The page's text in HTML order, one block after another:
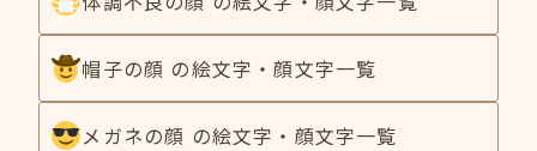
帽子の顔 の絵文字・顔文字一覧
メガネの顔 の絵文字・顔文字一覧